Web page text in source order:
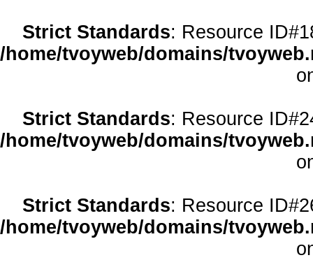
Strict Standards: Resource
/home/tvoyweb/domains/
Strict Standards: Resource
/home/tvoyweb/domains/
Strict Standards: Resource
/home/tvoyweb/domains/